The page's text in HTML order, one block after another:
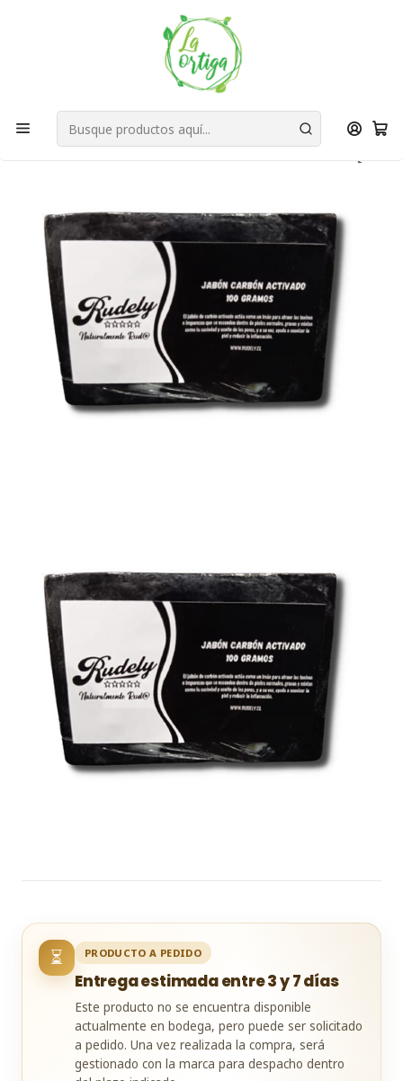
Bienvenid@s a quienes quieren un planeta más verde...
Nuestra Misión
Productos Belleza
Jabón de Carbón Activado 100 gr
⏳ PRODUCTO A PEDIDO
Entrega estimada entre 3 y 7 días
Este producto no se encuentra disponible
actualmente en bodega, pero puede ser solicitado
a pedido. Una vez realizada la compra, será
gestionado con la marca para despacho dentro